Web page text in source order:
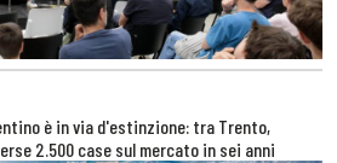
è in via d'estinzione: tra Trento,
2.500 case sul mercato in sei anni